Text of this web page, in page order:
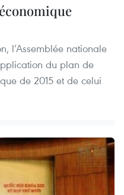
l’Assemblée nationale
du plan de
de 2015 et de celui